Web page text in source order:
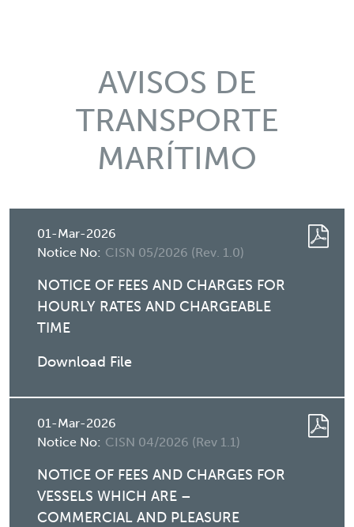
AVISOS DE
TRANSPORTE
MARÍTIMO
01-Mar-2026
Notice No: CISN 05/2026 (Rev. 1.0)
NOTICE OF FEES AND CHARGES FOR
HOURLY RATES AND CHARGEABLE
TIME
Download File
01-Mar-2026
Notice No: CISN 04/2026 (Rev 1.1)
NOTICE OF FEES AND CHARGES FOR
VESSELS WHICH ARE –
COMMERCIAL AND PLEASURE